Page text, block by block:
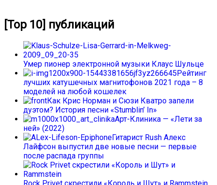
[Top 10] публикаций
Умер пионер электронной музыки Клаус Шульце
Рейтинг
лучших катушечных магнитофонов 2021 года – 8
моделей на любой кошелек
Как Крис Норман и Сюзи Кватро запели
дуэтом? История песни «Stumblin’ In»
Арт-Клиника — «Лети за
ней» (2022)
Гитарист Rush Алекс
Лайфсон выпустил две новые песни — первые
после распада группы
Rock Privet скрестили «Король и Шут» и Rammstein